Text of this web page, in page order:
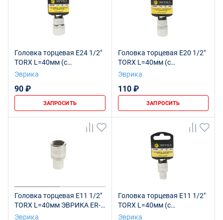
Головка торцевая Е24 1/2"
TORX L=40мм (с
держателем) ЭВРИКА ER-
Эврика
90 ₽
ЗАПРОСИТЬ
Головка торцевая Е20 1/2"
TORX L=40мм (с
держателем) ЭВРИКА ER-
Эврика
110 ₽
ЗАПРОСИТЬ
Головка торцевая Е11 1/2"
TORX L=40мм ЭВРИКА ER-
91602 1/160
Эврика
Головка торцевая Е11 1/2"
TORX L=40мм (с
держателем) ЭВРИКА ER-
Эврика